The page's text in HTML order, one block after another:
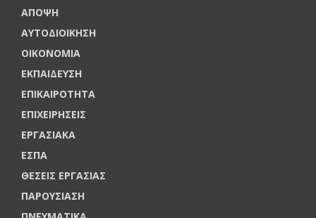
ΑΠΟΨΗ
ΑΥΤΟΔΙΟΙΚΗΣΗ
ΟΙΚΟΝΟΜΙΑ
ΕΚΠΑΙΔΕΥΣΗ
ΕΠΙΚΑΙΡΟΤΗΤΑ
ΕΠΙΧΕΙΡΗΣΕΙΣ
ΕΡΓΑΣΙΑΚΑ
ΕΣΠΑ
ΘΕΣΕΙΣ ΕΡΓΑΣΙΑΣ
ΠΑΡΟΥΣΙΑΣΗ